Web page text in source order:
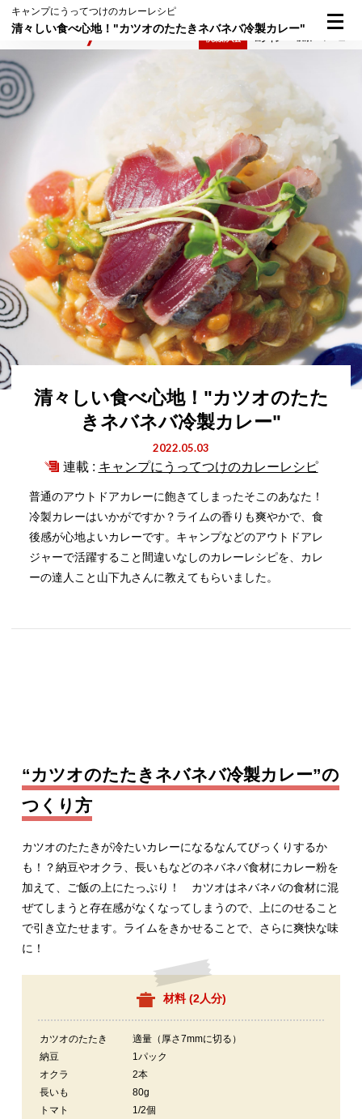
キャンプにうってつけのカレーレシピ
清々しい食べ心地！"カツオのたたきネバネバ冷製カレー"
清々しい食べ心地！"カツオのたた
きネバネバ冷製カレー"
2022.05.03
連載 : キャンプにうってつけのカレーレシピ
普通のアウトドアカレーに飽きてしまったそこのあなた！
冷製カレーはいかがですか？ライムの香りも爽やかで、食
後感が心地よいカレーです。キャンプなどのアウトドアレ
ジャーで活躍すること間違いなしのカレーレシピを、カレ
ーの達人こと山下九さんに教えてもらいました。
“カツオのたたきネバネバ冷製カレー”の
つくり方
カツオのたたきが冷たいカレーになるなんてびっくりするか
も！？納豆やオクラ、長いもなどのネバネバ食材にカレー粉を
加えて、ご飯の上にたっぷり！ カツオはネバネバの食材に混
ぜてしまうと存在感がなくなってしまうので、上にのせること
で引き立たせます。ライムをきかせることで、さらに爽快な味
に！
材料 (2人分)
カツオのたたき
適量（厚さ7mmに切る）
納豆
1パック
オクラ
2本
長いも
80g
トマト
1/2個